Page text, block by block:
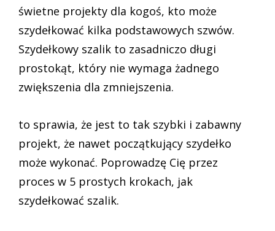
świetne projekty dla kogoś, kto może
szydełkować kilka podstawowych szwów.
Szydełkowy szalik to zasadniczo długi
prostokąt, który nie wymaga żadnego
zwiększenia dla zmniejszenia.
to sprawia, że jest to tak szybki i zabawny
projekt, że nawet początkujący szydełko
może wykonać. Poprowadzę Cię przez
proces w 5 prostych krokach, jak
szydełkować szalik.